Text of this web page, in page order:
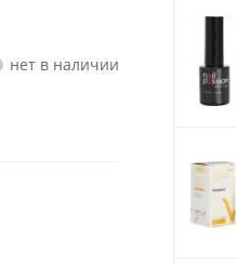
Нет в наличии